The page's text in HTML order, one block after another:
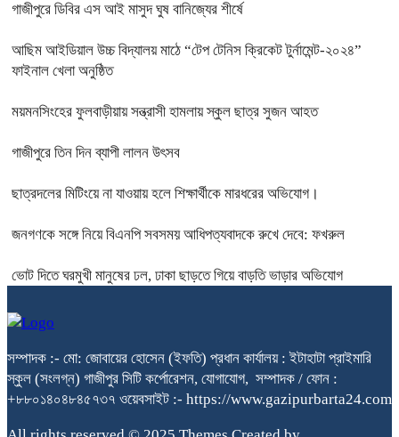
গাজীপুরে ডিবির এস আই মাসুদ ঘুষ বানিজ্যের শীর্ষে
আছিম আইডিয়াল উচ্চ বিদ্যালয় মাঠে “টেপ টেনিস ক্রিকেট টুর্নামেন্ট-২০২৪”
ফাইনাল খেলা অনুষ্ঠিত
ময়মনসিংহের ফুলবাড়ীয়ায় সন্ত্রাসী হামলায় স্কুল ছাত্র সুজন আহত
গাজীপুরে তিন দিন ব্যাপী লালন উৎসব
ছাত্রদলের মিটিংয়ে না যাওয়ায় হলে শিক্ষার্থীকে মারধরের অভিযোগ।
জনগণকে সঙ্গে নিয়ে বিএনপি সবসময় আধিপত্যবাদকে রুখে দেবে: ফখরুল
ভোট দিতে ঘরমুখী মানুষের ঢল, ঢাকা ছাড়তে গিয়ে বাড়তি ভাড়ার অভিযোগ
সম্পাদক :- মো: জোবায়ের হোসেন (ইফতি) প্রধান কার্যালয় : ইটাহাটা প্রাইমারি
স্কুল (সংলগ্ন) গাজীপুর সিটি কর্পোরেশন, যোগাযোগ, সম্পাদক / ফোন :
+৮৮০১৪০৪৮৪৫৭৩৭ ওয়েবসাইট :- https://www.gazipurbarta24.com